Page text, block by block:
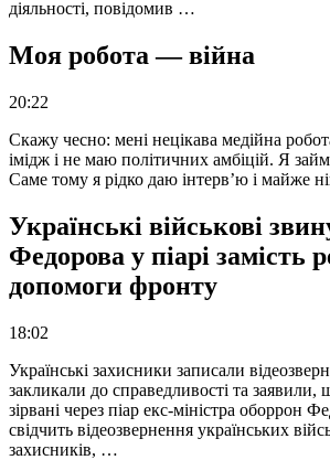
діяльності, повідомив …
Моя робота — війна
20:22
Скажу чесно: мені нецікава медійна
імідж і не маю політичних амбіцій. Я
Саме тому я рідко даю інтерв’ю і майже
Українські військові
Федорова у піарі замість
допомоги фронту
18:02
Українські захисники записали
закликали до справедливості та заявили,
зірвані через піар екс-міністра оборрон
свідчить відеозвернення українських
захисників, …